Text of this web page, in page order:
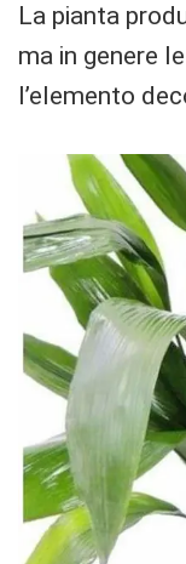
La pianta
ma in genere
l’elemento